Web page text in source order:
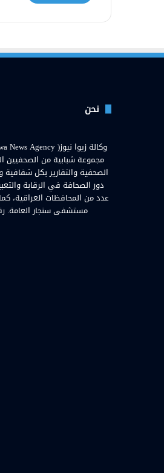
نحن
مجموعة شبابية من الصحفيين
الصحفية والتقارير بكل شفافية
دور الصحافة في الرقابة
عدد من المحافظات العراقية،